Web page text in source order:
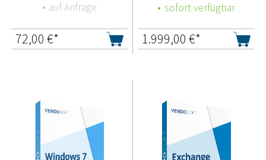
auf Anfrage
72,00 €*
sofort verfügbar
1.999,00 €*